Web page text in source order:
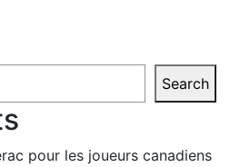
Search
pour les joueurs canadiens